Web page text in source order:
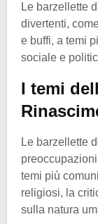
Le barzellette
divertenti,
e buffi, a temi
sociale e
I temi
Le barzellette
temi più
religiosi, la
sulla natura